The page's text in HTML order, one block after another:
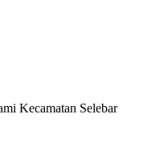
Kecamatan Selebar